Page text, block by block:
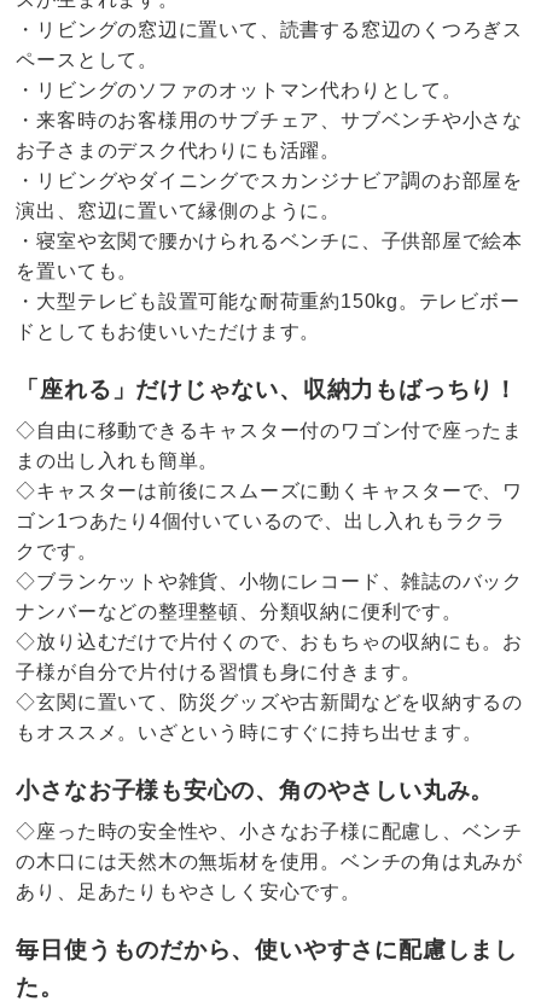
・リビングの窓辺に置いて、読書する窓辺のくつろぎス
ペースとして。
・リビングのソファのオットマン代わりとして。
・来客時のお客様用のサブチェア、サブベンチや小さな
お子さまのデスク代わりにも活躍。
・リビングやダイニングでスカンジナビア調のお部屋を
演出、窓辺に置いて縁側のように。
・寝室や玄関で腰かけられるベンチに、子供部屋で絵本
を置いても。
・大型テレビも設置可能な耐荷重約150kg。テレビボー
ドとしてもお使いいただけます。
「座れる」だけじゃない、収納力もばっちり！
◇自由に移動できるキャスター付のワゴン付で座ったま
まの出し入れも簡単。
◇キャスターは前後にスムーズに動くキャスターで、ワ
ゴン1つあたり4個付いているので、出し入れもラクラ
クです。
◇ブランケットや雑貨、小物にレコード、雑誌のバック
ナンバーなどの整理整頓、分類収納に便利です。
◇放り込むだけで片付くので、おもちゃの収納にも。お
子様が自分で片付ける習慣も身に付きます。
◇玄関に置いて、防災グッズや古新聞などを収納するの
もオススメ。いざという時にすぐに持ち出せます。
小さなお子様も安心の、角のやさしい丸み。
◇座った時の安全性や、小さなお子様に配慮し、ベンチ
の木口には天然木の無垢材を使用。ベンチの角は丸みが
あり、足あたりもやさしく安心です。
毎日使うものだから、使いやすさに配慮しまし
た。